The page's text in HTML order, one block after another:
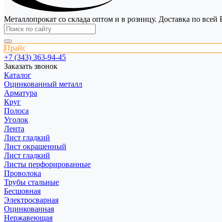
Металлопрокат со склада оптом и в розницу. Доставка по всей
Прайс
+7 (343) 363-94-45
Заказать звонок
Каталог
Оцинкованный металл
Арматура
Круг
Полоса
Уголок
Лента
Лист гладкий
Лист окрашенный
Лист гладкий
Листы перфорированные
Проволока
Трубы стальные
Бесшовная
Электросварная
Оцинкованная
Нержавеющая